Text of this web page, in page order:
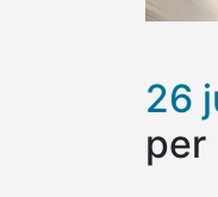
26
per